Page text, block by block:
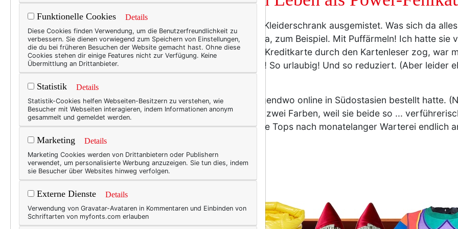
Kürzlich habe ich mal wieder meinen Kleiderschrank ausgemistet. Was sich da
alles auftauchte! Eine geblümte Tunika, zum Beispiel. Mit Puffärmeln! Ich hatte sie
gekauft ... und noch während ich die Kreditkarte durch den Kartenleser zog, war
tragen würde. Aber sie war so schön! So urlaubig! Und so reduziert. (Aber leider
Oder die zwei Spitzentops, die ich irgendwo online in Südostasien bestellt hatte.
ich schäme mich trotzdem.) Gleich in zwei Farben, weil sie beide so ...
mich nicht entscheiden konnte. Als die Tops nach monatelanger Warterei endlich
Funktionelle Cookies Details
Diese Cookies finden Verwendung, um die Benutzerfreundlichkeit zu
verbessern. Sie dienen vorwiegend zum Speichern von Einstellungen,
die du bei früheren Besuchen der Website gemacht hast. Ohne diese
Cookies stehen dir einige Features nicht zur Verfügung. Keine
Übermittlung an Drittanbieter.
Statistik Details
Statistik-Cookies helfen Webseiten-Besitzern zu verstehen, wie
Besucher mit Webseiten interagieren, indem Informationen anonym
gesammelt und gemeldet werden.
Marketing Details
Marketing Cookies werden von Drittanbietern oder Publishern
verwendet, um personalisierte Werbung anzuzeigen. Sie tun dies, indem
sie Besucher über Websites hinweg verfolgen.
Externe Dienste Details
Verwendung von Gravatar-Avataren in Kommentaren und Einbinden von
Schriftarten von myfonts.com erlauben